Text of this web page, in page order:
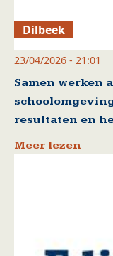
Dilbeek
23/04/2026 - 21:01
Samen werken
resultaten en
Meer lezen